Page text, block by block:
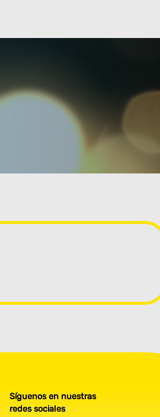
Síguenos en nuestras
redes sociales